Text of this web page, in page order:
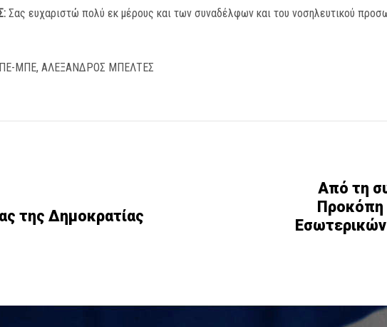
Σας ευχαριστώ πολύ εκ μέρους και των συναδέλφων και του νοσηλευτικού
ΜΠΕ, ΑΛΕΞΑΝΔΡΟΣ ΜΠΕΛΤΕΣ
της Δημοκρατίας
Από τη
Προκόπη
Εσωτερικών